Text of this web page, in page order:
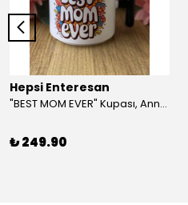
Hepsi Enteresan
"BEST MOM EVER" Kupası, Anneye Hediye, Anneler Günü, Porselen T Kupa
₺ 249.90